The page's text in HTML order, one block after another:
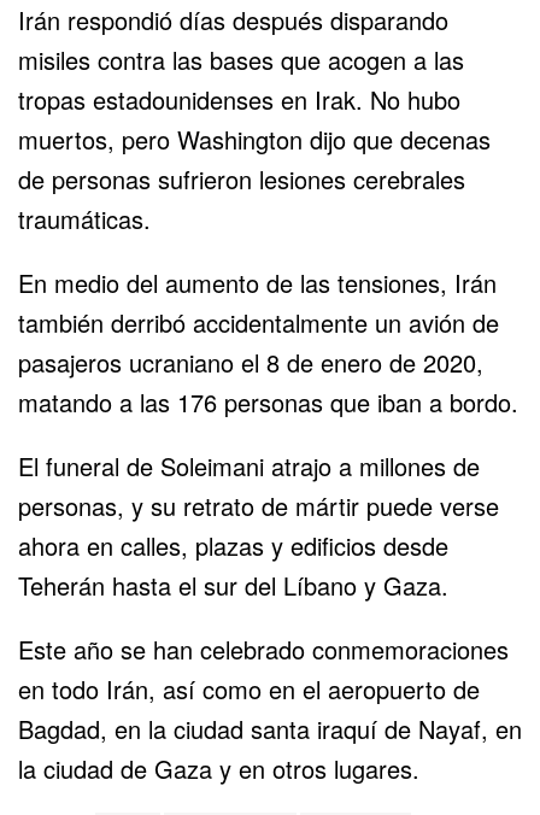
Irán respondió días después disparando
misiles contra las bases que acogen a las
tropas estadounidenses en Irak. No hubo
muertos, pero Washington dijo que decenas
de personas sufrieron lesiones cerebrales
traumáticas.
En medio del aumento de las tensiones, Irán
también derribó accidentalmente un avión de
pasajeros ucraniano el 8 de enero de 2020,
matando a las 176 personas que iban a bordo.
El funeral de Soleimani atrajo a millones de
personas, y su retrato de mártir puede verse
ahora en calles, plazas y edificios desde
Teherán hasta el sur del Líbano y Gaza.
Este año se han celebrado conmemoraciones
en todo Irán, así como en el aeropuerto de
Bagdad, en la ciudad santa iraquí de Nayaf, en
la ciudad de Gaza y en otros lugares.